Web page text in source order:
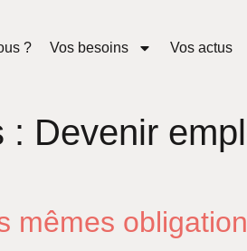
? Vos besoins Vos actus
: Devenir
mêmes